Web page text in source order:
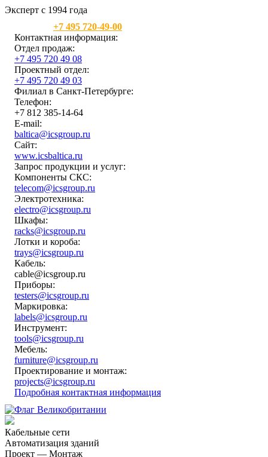
Эксперт с 1994 года
+7 495 720-49-00
Контактная информация:
Отдел продаж:
+7 495 720 49 08
Проектный отдел:
+7 495 720 49 03
Филиал в Санкт-Петербурге:
Телефон:
+7 812 385-14-64
E-mail:
baltica@icsgroup.ru
Сайт:
www.icsbaltica.ru
Запрос продукции и услуг:
Компоненты СКС:
telecom@icsgroup.ru
Электротехника:
electro@icsgroup.ru
Шкафы:
racks@icsgroup.ru
Лотки и короба:
trays@icsgroup.ru
Кабель:
cable@icsgroup.ru
Приборы:
testers@icsgroup.ru
Маркировка:
labels@icsgroup.ru
Инструмент:
tools@icsgroup.ru
Мебель:
furniture@icsgroup.ru
Проектирование и монтаж:
projects@icsgroup.ru
Подробная контактная информация
Кабельные сети
Автоматизация зданий
Проект — Монтаж